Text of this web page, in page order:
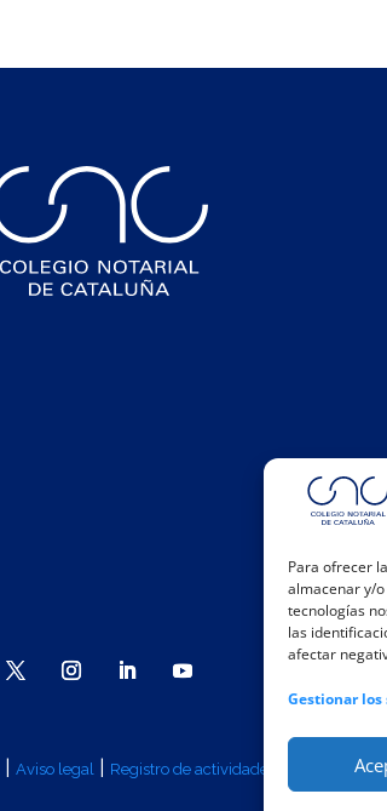
Para ofrecer
almacenar y/
tecnologías
las
afectar
Gestionar los
| Aviso legal | Registro de actividades Canal